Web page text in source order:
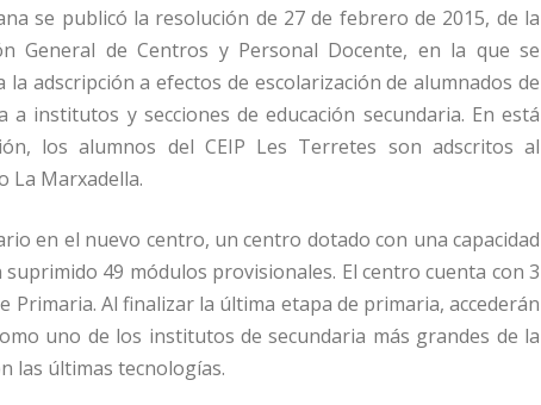
se publicó la resolución de 27 de febrero de 2015, de la
General de Centros y Personal Docente, en la que se
la adscripción a efectos de escolarización de alumnados de
a institutos y secciones de educación secundaria. En está
los alumnos del CEIP Les Terretes son adscritos al
La Marxadella.
en el nuevo centro, un centro dotado con una capacidad
49 módulos provisionales. El centro cuenta con 3
Al finalizar la última etapa de primaria, accederán
uno de los institutos de secundaria más grandes de la
las últimas tecnologías.